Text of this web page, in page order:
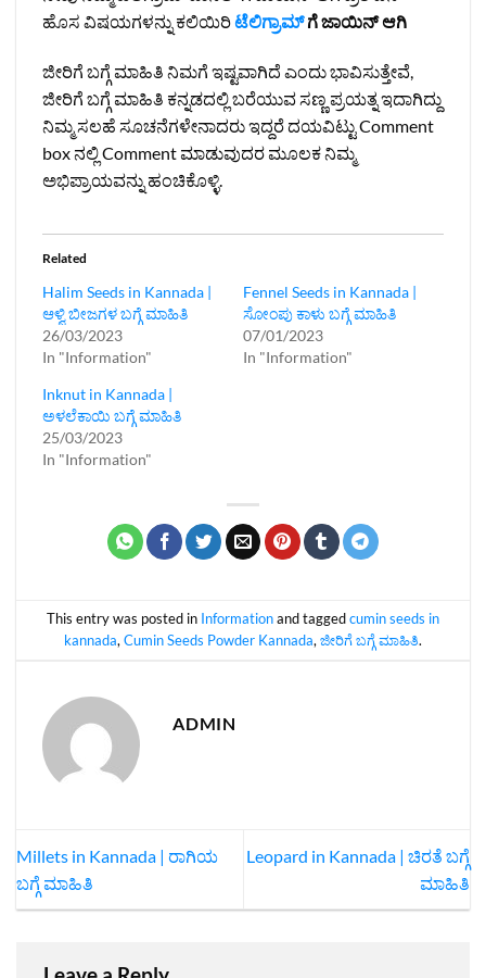
ಹೊಸ ವಿಷಯಗಳನ್ನು ಕಲಿಯಿರಿಟೆಲಿಗ್ರಾಮ್ಗೆ ಜಾಯಿನ್ ಆಗಿ
ಜೀರಿಗೆ ಬಗ್ಗೆ ಮಾಹಿತಿ ನಿಮಗೆ ಇಷ್ಟವಾಗಿದೆ ಎಂದು ಭಾವಿಸುತ್ತೇವೆ,
ಜೀರಿಗೆ ಬಗ್ಗೆ ಮಾಹಿತಿ ಕನ್ನಡದಲ್ಲಿ ಬರೆಯುವ ಸಣ್ಣ ಪ್ರಯತ್ನ ಇದಾಗಿದ್ದು
ನಿಮ್ಮ ಸಲಹೆ ಸೂಚನೆಗಳೇನಾದರು ಇದ್ದರೆ ದಯವಿಟ್ಟು Comment
box ನಲ್ಲಿ Comment ಮಾಡುವುದರ ಮೂಲಕ ನಿಮ್ಮ
ಅಭಿಪ್ರಾಯವನ್ನು ಹಂಚಿಕೊಳ್ಳಿ.
Related
Halim Seeds in Kannada |
ಆಳ್ವಿ ಬೀಜಗಳ ಬಗ್ಗೆ ಮಾಹಿತಿ
26/03/2023
In "Information"
Fennel Seeds in Kannada |
ಸೋಂಪು ಕಾಳು ಬಗ್ಗೆ ಮಾಹಿತಿ
07/01/2023
In "Information"
Inknut in Kannada |
ಅಳಲೆಕಾಯಿ ಬಗ್ಗೆ ಮಾಹಿತಿ
25/03/2023
In "Information"
This entry was posted in Informationand taggedcumin seeds in
kannada,Cumin Seeds Powder Kannada,ಜೀರಿಗೆ ಬಗ್ಗೆ ಮಾಹಿತಿ.
ADMIN
Millets in Kannada | ರಾಗಿಯ
ಬಗ್ಗೆ ಮಾಹಿತಿ
Leopard in Kannada | ಚಿರತೆ ಬಗ್ಗೆ
ಮಾಹಿತಿ